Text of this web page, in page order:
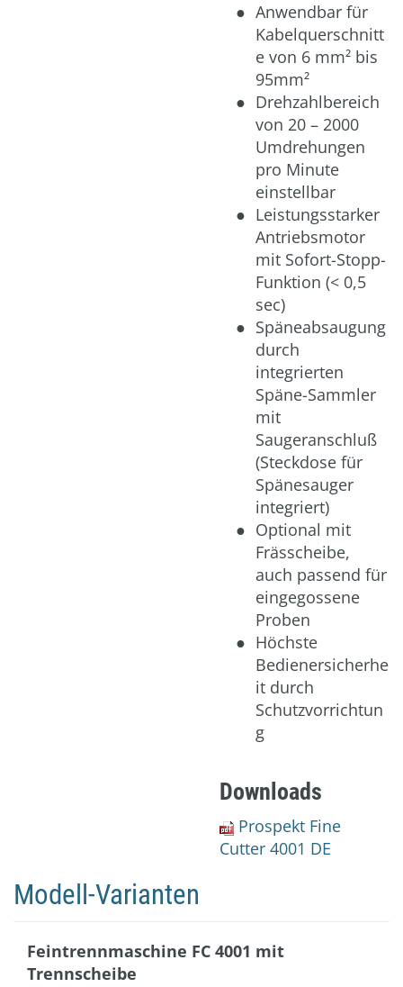
Anwendbar für
Kabelquerschnitt
e von 6 mm² bis
95mm²
Drehzahlbereich
von 20 – 2000
Umdrehungen
pro Minute
einstellbar
Leistungsstarker
Antriebsmotor
mit Sofort-Stopp-
Funktion (< 0,5
sec)
Späneabsaugung
durch
integrierten
Späne-Sammler
mit
Saugeranschluß
(Steckdose für
Spänesauger
integriert)
Optional mit
Frässcheibe,
auch passend für
eingegossene
Proben
Höchste
Bedienersicherhe
it durch
Schutzvorrichtun
g
Downloads
Prospekt Fine
Cutter 4001 DE
Modell-Varianten
Feintrennmaschine FC 4001 mit
Trennscheibe